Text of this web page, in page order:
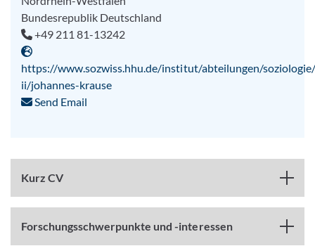
Bundesrepublik Deutschland
+49 211 81-13242
https://www.sozwiss.hhu.de/institut/abteilungen/
ii/johannes-krause
Send Email
Kurz CV
Forschungsschwerpunkte und -interessen